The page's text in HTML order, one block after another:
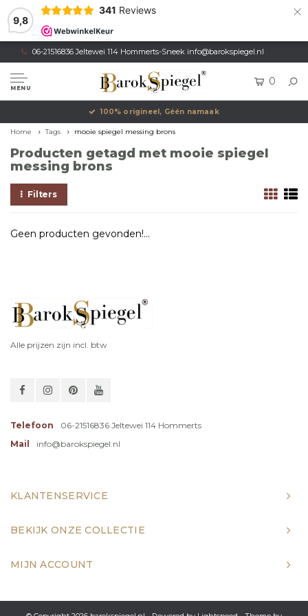
9,8
341 Reviews ×
06-21516836 Jeltewei 114 Hommerts-Sneek info@barokspiegel.nl
MENU
0
100% origineel, Géén namaak
Home Tags mooie spiegel messing brons
Producten getagd met mooie spiegel
messing brons
Filters
Geen producten gevonden!...
Alle prijzen zijn incl. btw
Telefoon
06-21516836 Jeltewei 114 Hommerts
Mail
info@barokspiegel.nl
KLANTENSERVICE
BEKIJK ONZE COLLECTIE
MIJN ACCOUNT